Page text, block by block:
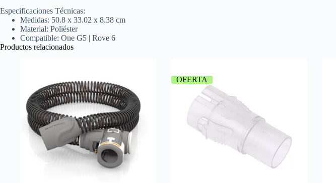
Especificaciones Técnicas:
Medidas: 50.8 x 33.02 x 8.38 cm
Material: Poliéster
Compatible: One G5 | Rove 6
Productos relacionados
OFERTA